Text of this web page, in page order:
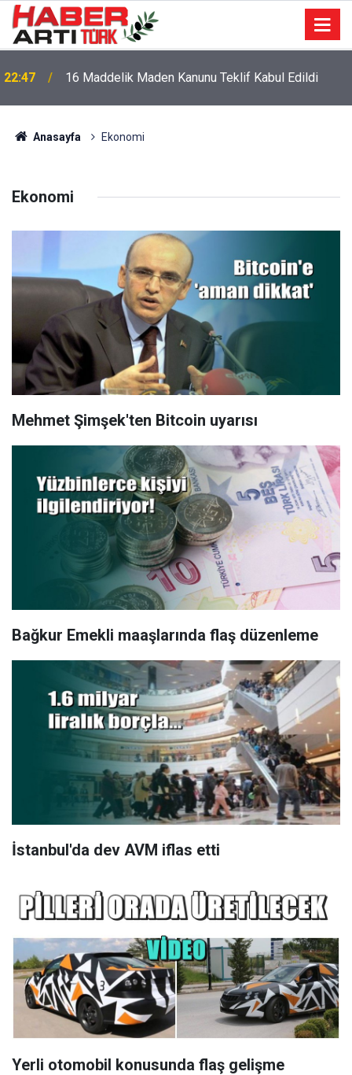
22:47 16 Maddelik Maden Kanunu Teklif Kabul Edildi
Anasayfa Ekonomi
Ekonomi
Mehmet Şimşek'ten Bitcoin uyarısı
Bağkur Emekli maaşlarında flaş düzenleme
İstanbul'da dev AVM iflas etti
Yerli otomobil konusunda flaş gelişme